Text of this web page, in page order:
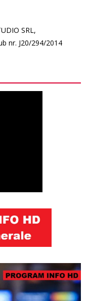
SRL,
nr. J20/294/2014